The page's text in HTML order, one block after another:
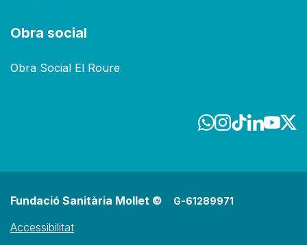
Obra social
Obra Social El Roure
Fundació Sanitària Mollet © G-61289971
Accessibilitat